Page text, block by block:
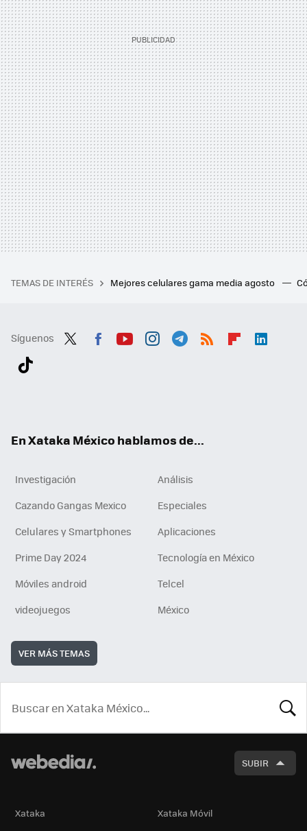
TEMAS DE INTERÉS Mejores celulares gama media agosto
Síguenos
En Xataka México hablamos de...
Investigación
Análisis
Cazando Gangas Mexico
Especiales
Celulares y Smartphones
Aplicaciones
Prime Day 2024
Tecnología en México
Móviles android
Telcel
videojuegos
México
VER MÁS TEMAS
SUBIR
Xataka
Xataka Móvil